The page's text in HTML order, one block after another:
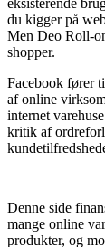
du kigger på
Men Deo Roll-
shopper.
Facebook fører
af online
internet
kritik af
Denne side
mange online
produkter, og